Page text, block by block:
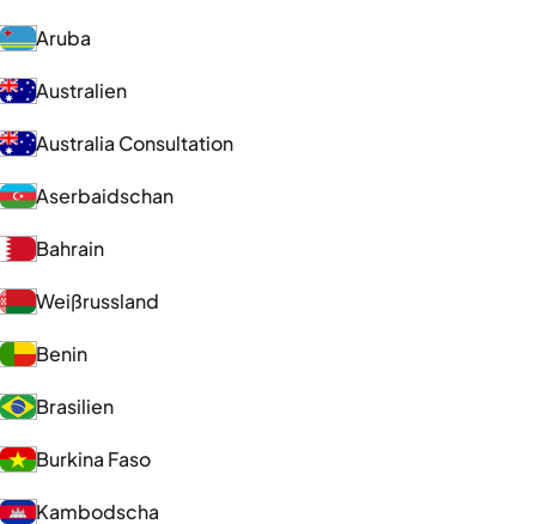
Aruba
Australien
Australia Consultation
Aserbaidschan
Bahrain
Weißrussland
Benin
Brasilien
Burkina Faso
Kambodscha